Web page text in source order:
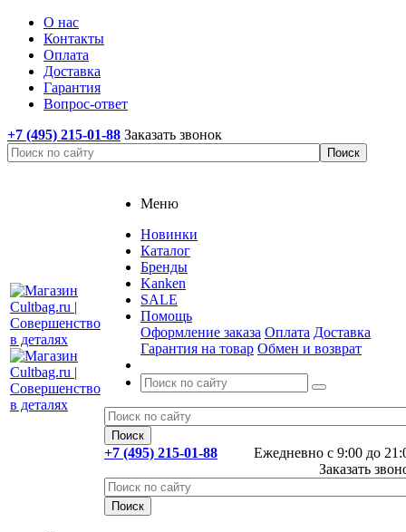
О нас
Контакты
Оплата
Доставка
Гарантия
Вопрос-ответ
+7 (495) 215-01-88 Заказать звонок
Меню
Новинки
Каталог
Бренды
Kanken
SALE
Помощь
Оформление заказа Оплата Доставка
Гарантия на товар Обмен и возврат
Ежедневно с 9:00 до
+7 (495) 215-01-88
Заказать